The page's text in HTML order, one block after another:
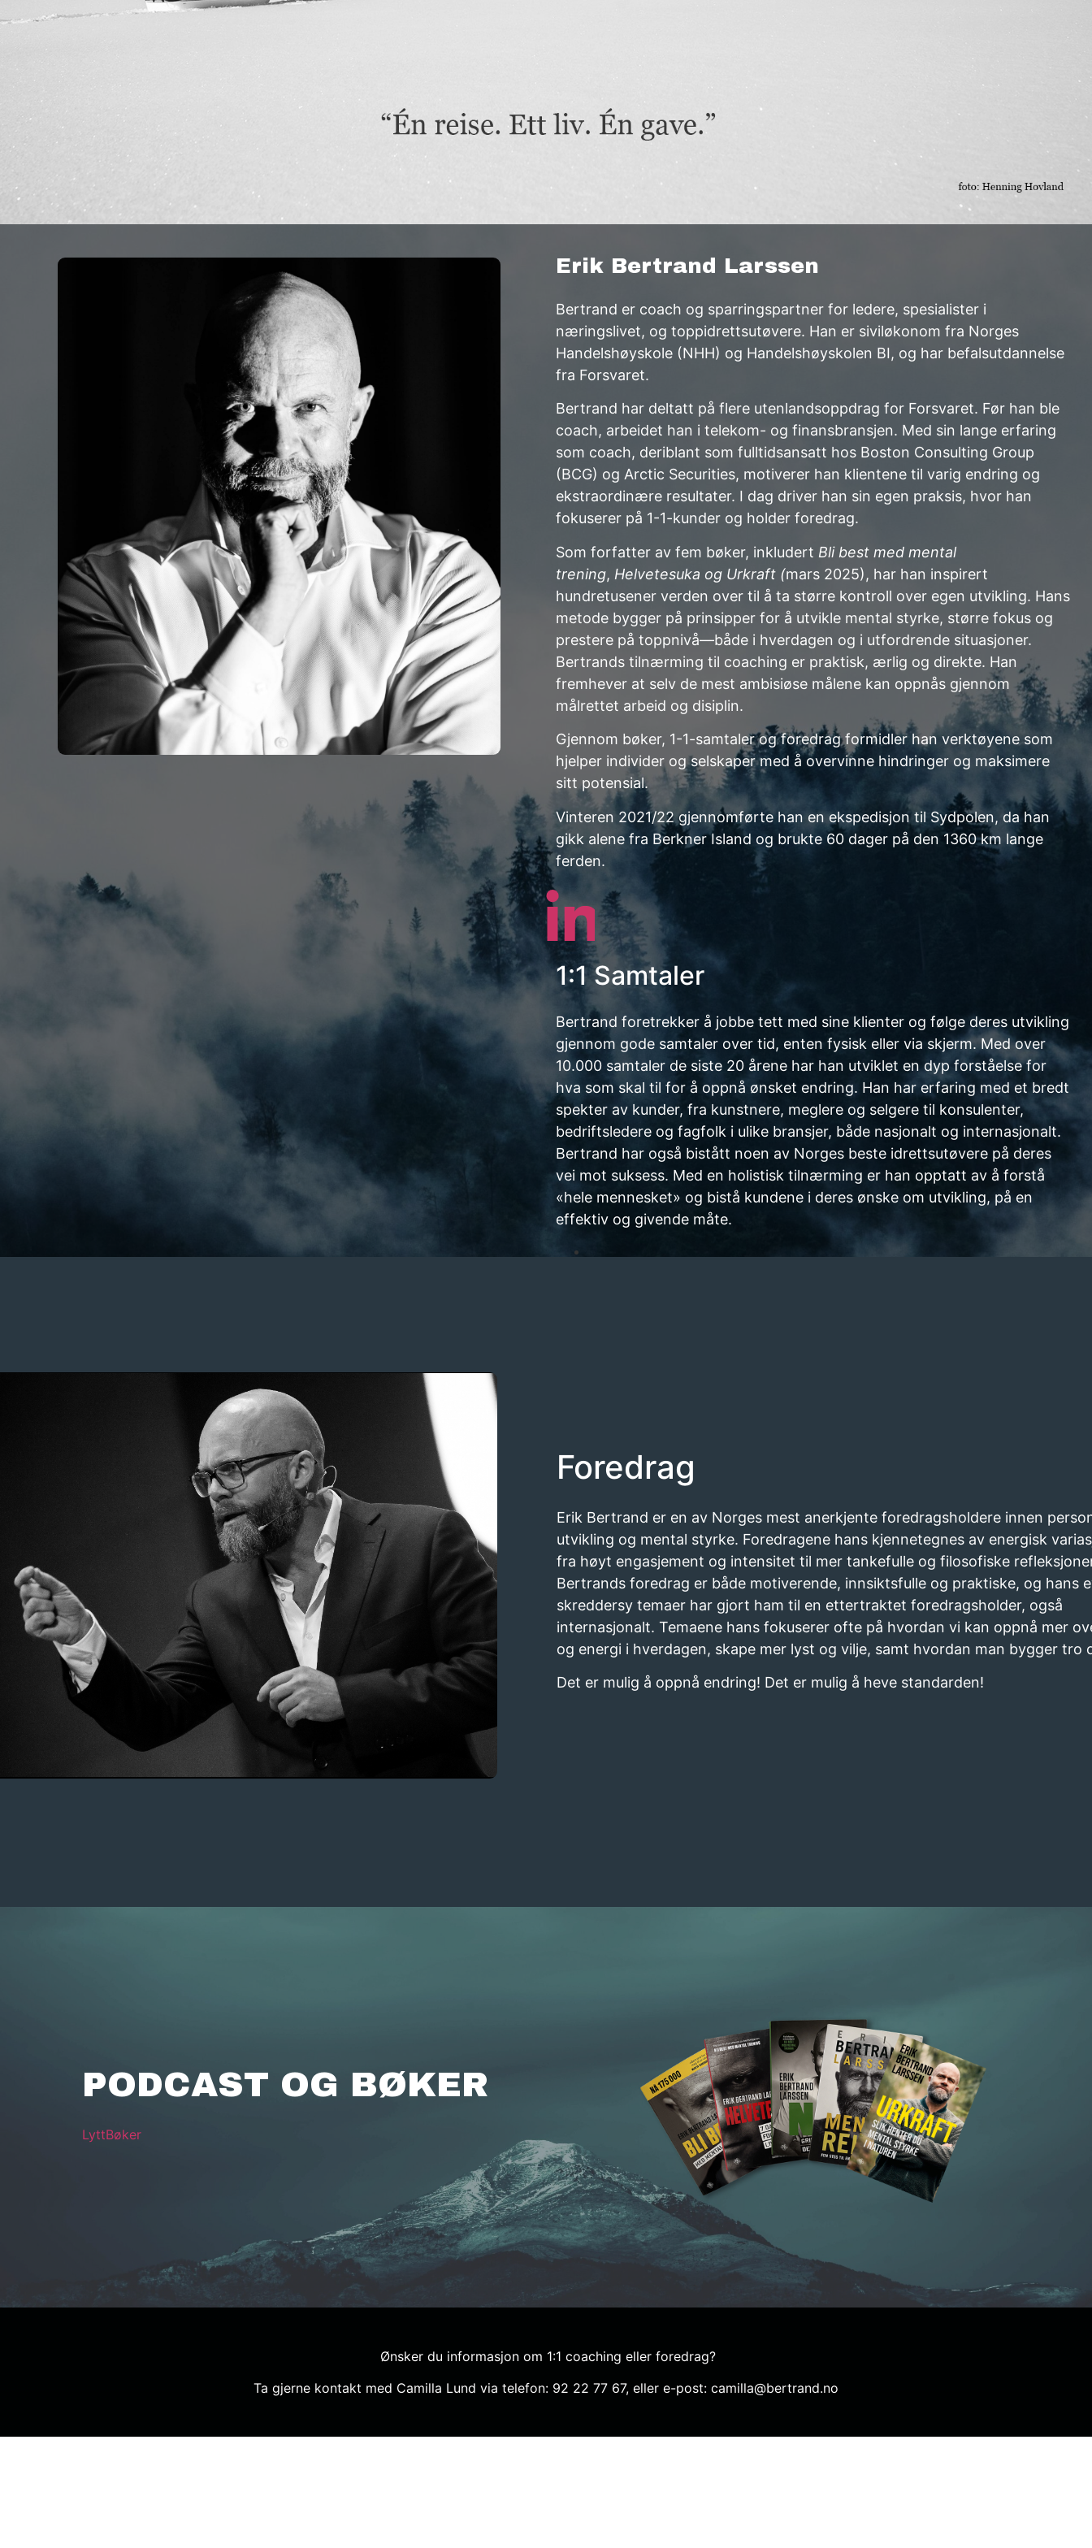
Erik Bertrand Larssen
Bertrand er coach og sparringspartner for ledere, spesialister i
næringslivet, og toppidrettsutøvere. Han er siviløkonom fra Norges
Handelshøyskole (NHH) og Handelshøyskolen BI, og har befalsutdannelse
fra Forsvaret.
Bertrand har deltatt på flere utenlandsoppdrag for Forsvaret. Før han ble
coach, arbeidet han i telekom- og finansbransjen. Med sin lange erfaring
som coach, deriblant som fulltidsansatt hos Boston Consulting Group
(BCG) og Arctic Securities, motiverer han klientene til varig endring og
ekstraordinære resultater. I dag driver han sin egen praksis, hvor han
fokuserer på 1-1-kunder og holder foredrag.
Som forfatter av fem bøker, inkludert Bli best med mental
trening, Helvetesuka og Urkraft (mars 2025), har han inspirert
hundretusener verden over til å ta større kontroll over egen utvikling. Hans
metode bygger på prinsipper for å utvikle mental styrke, større fokus og
prestere på toppnivå—både i hverdagen og i utfordrende situasjoner.
Bertrands tilnærming til coaching er praktisk, ærlig og direkte. Han
fremhever at selv de mest ambisiøse målene kan oppnås gjennom
målrettet arbeid og disiplin.
Gjennom bøker, 1-1-samtaler og foredrag formidler han verktøyene som
hjelper individer og selskaper med å overvinne hindringer og maksimere
sitt potensial.
Vinteren 2021/22 gjennomførte han en ekspedisjon til Sydpolen, da han
gikk alene fra Berkner Island og brukte 60 dager på den 1360 km lange
ferden.
1:1 Samtaler
Bertrand foretrekker å jobbe tett med sine klienter og følge deres utvikling
gjennom gode samtaler over tid, enten fysisk eller via skjerm. Med over
10.000 samtaler de siste 20 årene har han utviklet en dyp forståelse for
hva som skal til for å oppnå ønsket endring. Han har erfaring med et bredt
spekter av kunder, fra kunstnere, meglere og selgere til konsulenter,
bedriftsledere og fagfolk i ulike bransjer, både nasjonalt og internasjonalt.
Bertrand har også bistått noen av Norges beste idrettsutøvere på deres
vei mot suksess. Med en holistisk tilnærming er han opptatt av å forstå
«hele mennesket» og bistå kundene i deres ønske om utvikling, på en
effektiv og givende måte.
Foredrag
Erik Bertrand er en av Norges mest anerkjente foredragsholdere innen
utvikling og mental styrke. Foredragene hans kjennetegnes av energisk
fra høyt engasjement og intensitet til mer tankefulle og filosofiske
Bertrands foredrag er både motiverende, innsiktsfulle og praktiske, og hans
skreddersy temaer har gjort ham til en ettertraktet foredragsholder, også
internasjonalt. Temaene hans fokuserer ofte på hvordan vi kan oppnå mer
og energi i hverdagen, skape mer lyst og vilje, samt hvordan man bygger tro
Det er mulig å oppnå endring! Det er mulig å heve standarden!
PODCAST OG BØKER
LyttBøker
Ønsker du informasjon om 1:1 coaching eller foredrag?
Ta gjerne kontakt med Camilla Lund via telefon: 92 22 77 67, eller e-post: camilla@bertrand.no